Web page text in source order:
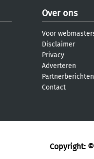
Over ons
Voor
Disclaimer
Privacy
Adverteren
Partnerberichten
Contact
Copyright: ©